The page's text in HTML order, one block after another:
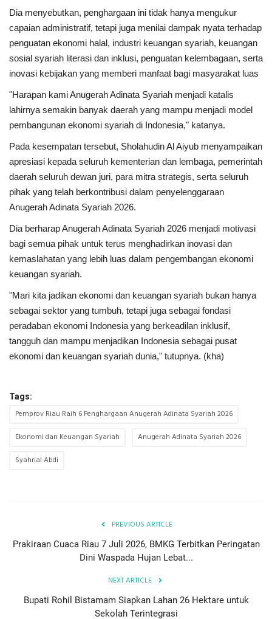
Dia menyebutkan, penghargaan ini tidak hanya mengukur
capaian administratif, tetapi juga menilai dampak nyata terhadap
penguatan ekonomi halal, industri keuangan syariah, keuangan
sosial syariah literasi dan inklusi, penguatan kelembagaan, serta
inovasi kebijakan yang memberi manfaat bagi masyarakat luas
"Harapan kami Anugerah Adinata Syariah menjadi katalis
lahirnya semakin banyak daerah yang mampu menjadi model
pembangunan ekonomi syariah di Indonesia," katanya.
Pada kesempatan tersebut, Sholahudin Al Aiyub menyampaikan
apresiasi kepada seluruh kementerian dan lembaga, pemerintah
daerah seluruh dewan juri, para mitra strategis, serta seluruh
pihak yang telah berkontribusi dalam penyelenggaraan
Anugerah Adinata Syariah 2026.
Dia berharap Anugerah Adinata Syariah 2026 menjadi motivasi
bagi semua pihak untuk terus menghadirkan inovasi dan
kemaslahatan yang lebih luas dalam pengembangan ekonomi
keuangan syariah.
"Mari kita jadikan ekonomi dan keuangan syariah bukan hanya
sebagai sektor yang tumbuh, tetapi juga sebagai fondasi
peradaban ekonomi Indonesia yang berkeadilan inklusif,
tangguh dan mampu menjadikan Indonesia sebagai pusat
ekonomi dan keuangan syariah dunia," tutupnya. (kha)
Tags:
Pemprov Riau Raih 6 Penghargaan Anugerah Adinata Syariah 2026
Ekonomi dan Keuangan Syariah
Anugerah Adinata Syariah 2026
Syahrial Abdi
PREVIOUS ARTICLE
Prakiraan Cuaca Riau 7 Juli 2026, BMKG Terbitkan Peringatan
Dini Waspada Hujan Lebat...
NEXT ARTICLE
Bupati Rohil Bistamam Siapkan Lahan 26 Hektare untuk
Sekolah Terintegrasi